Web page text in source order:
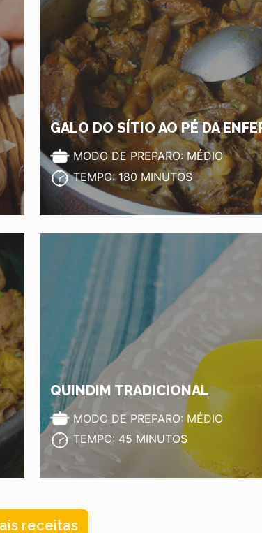
GALO DO SÍTIO AO PÉ DA
MODO DE PREPARO: MÉDIO
TEMPO: 180 MINUTOS
QUINDIM TRADICIONAL
MODO DE PREPARO: MÉDIO
TEMPO: 45 MINUTOS
receitas